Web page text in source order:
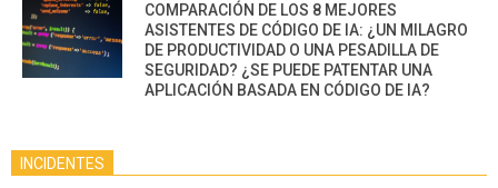
COMPARACIÓN DE LOS 8 MEJORES
ASISTENTES DE CÓDIGO DE IA: ¿UN MILAGRO
DE PRODUCTIVIDAD O UNA PESADILLA DE
SEGURIDAD? ¿SE PUEDE PATENTAR UNA
APLICACIÓN BASADA EN CÓDIGO DE IA?
INCIDENTES